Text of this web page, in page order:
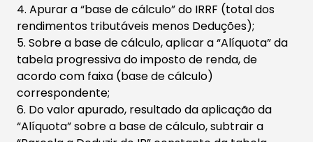
4. Apurar a “base de cálculo” do IRRF (total dos
rendimentos tributáveis menos Deduções);
5. Sobre a base de cálculo, aplicar a “Alíquota” da
tabela progressiva do imposto de renda, de
acordo com faixa (base de cálculo)
correspondente;
6. Do valor apurado, resultado da aplicação da
“Alíquota” sobre a base de cálculo, subtrair a